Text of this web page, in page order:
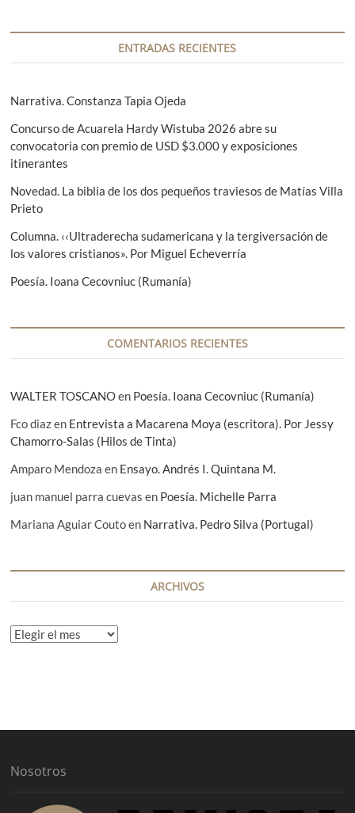
i
ó
d
e
e
n
t
r
a
d
s
i
r
g
i
n
t
e
:
ENTRADAS RECIENTES
Narrativa. Constanza Tapia Ojeda
Concurso de Acuarela Hardy Wistuba 2026 abre su
convocatoria con premio de USD $3.000 y exposiciones
itinerantes
Novedad. La biblia de los dos pequeños traviesos de Matías Villa
Prieto
Columna. ‹‹Ultraderecha sudamericana y la tergiversación de
los valores cristianos». Por Miguel Echeverría
Poesía. Ioana Cecovniuc (Rumanía)
COMENTARIOS RECIENTES
WALTER TOSCANOen Poesía. Ioana Cecovniuc (Rumanía)
Fco diazen Entrevista a Macarena Moya (escritora). Por Jessy
Chamorro-Salas (Hilos de Tinta)
Amparo Mendoza en Ensayo. Andrés I. Quintana M.
juan manuel parra cuevas en Poesía. Michelle Parra
Mariana Aguiar Coutoen Narrativa. Pedro Silva (Portugal)
ARCHIVOS
A
Nosotros